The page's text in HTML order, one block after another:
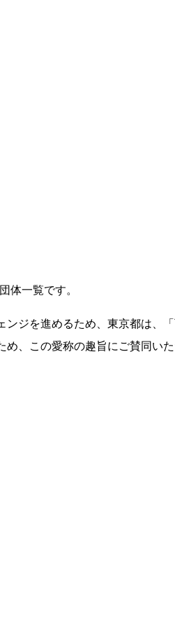
体一覧です。
ジを進めるため、東京都は、
、この愛称の趣旨にご賛同い